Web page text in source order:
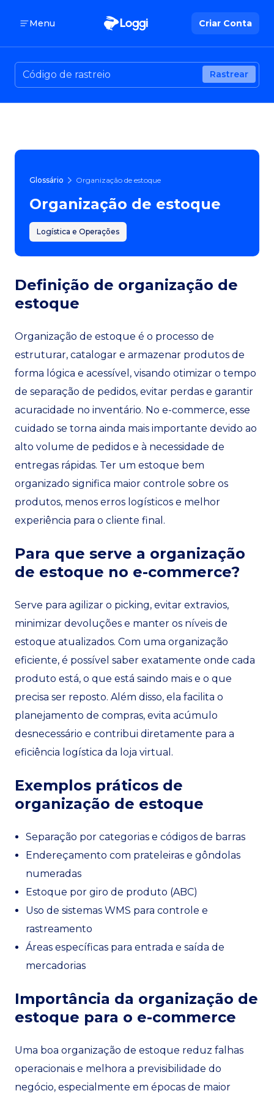
Menu Criar Conta
Rastrear
Glossário Organização de estoque
Organização de estoque
Logística e Operações
Definição de organização de
estoque
Organização de estoque é o processo de
estruturar, catalogar e armazenar produtos de
forma lógica e acessível, visando otimizar o tempo
de separação de pedidos, evitar perdas e garantir
acuracidade no inventário. No e-commerce, esse
cuidado se torna ainda mais importante devido ao
alto volume de pedidos e à necessidade de
entregas rápidas. Ter um estoque bem
organizado significa maior controle sobre os
produtos, menos erros logísticos e melhor
experiência para o cliente final.
Para que serve a organização
de estoque no e-commerce?
Serve para agilizar o picking, evitar extravios,
minimizar devoluções e manter os níveis de
estoque atualizados. Com uma organização
eficiente, é possível saber exatamente onde cada
produto está, o que está saindo mais e o que
precisa ser reposto. Além disso, ela facilita o
planejamento de compras, evita acúmulo
desnecessário e contribui diretamente para a
eficiência logística da loja virtual.
Exemplos práticos de
organização de estoque
Separação por categorias e códigos de barras
Endereçamento com prateleiras e gôndolas
numeradas
Estoque por giro de produto (ABC)
Uso de sistemas WMS para controle e
rastreamento
Áreas específicas para entrada e saída de
mercadorias
Importância da organização de
estoque para o e-commerce
Uma boa organização de estoque reduz falhas
operacionais e melhora a previsibilidade do
negócio, especialmente em épocas de maior